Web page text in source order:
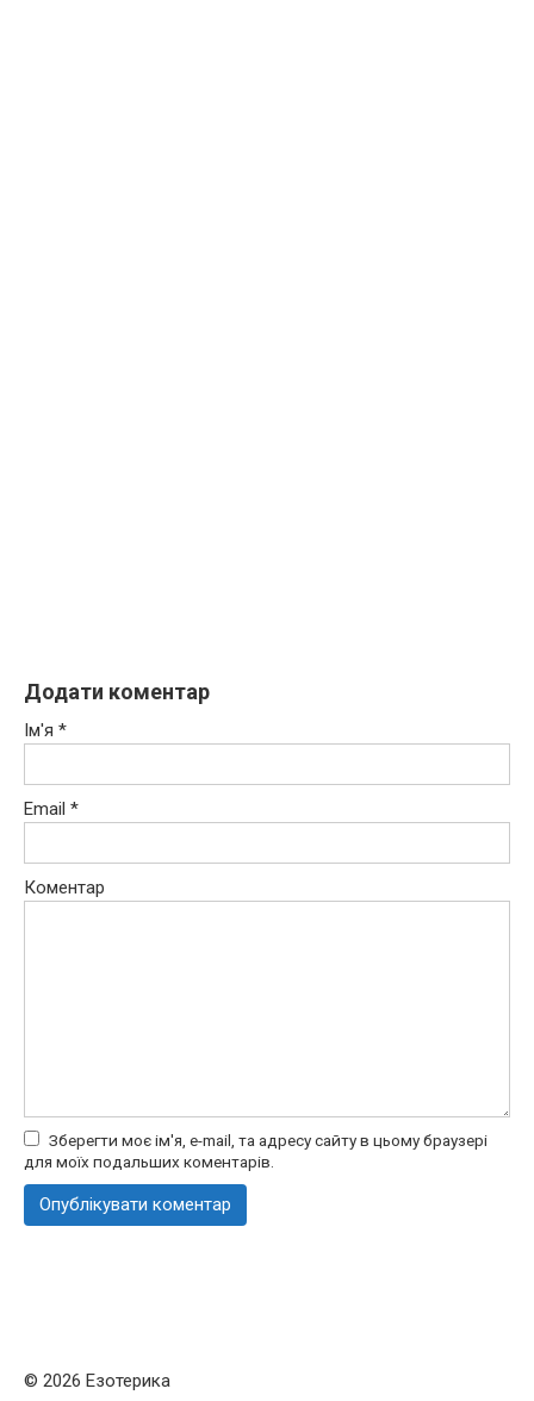
Додати коментар
Ім'я *
Email *
Коментар
Зберегти моє ім'я, e-mail, та адресу сайту в цьому браузері
для моїх подальших коментарів.
© 2026 Езотерика